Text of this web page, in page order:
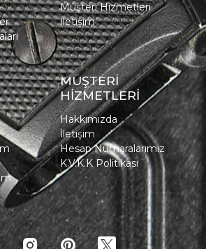
Müşteri Hizmetleri
İletişim
MÜŞTERİ
HİZMETLERİ
Hakkımızda
İletişim
Hesap Numaralarımız
K.V.K.K Politikası